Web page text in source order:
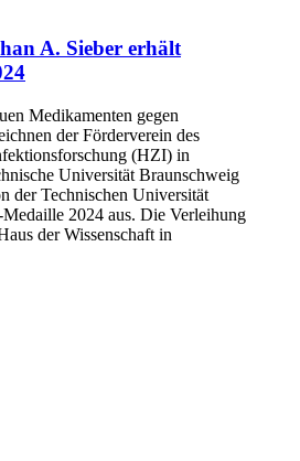
A. Sieber erhält
Medikamenten gegen
der Förderverein des
(HZI) in
Universität Braunschweig
der Technischen Universität
2024 aus. Die Verleihung
der Wissenschaft in